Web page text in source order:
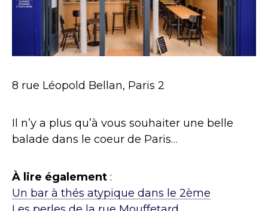
8 rue Léopold Bellan, Paris 2
Il n’y a plus qu’à vous souhaiter une belle
balade dans le coeur de Paris…
À lire également :
Un bar à thés atypique dans le 2ème